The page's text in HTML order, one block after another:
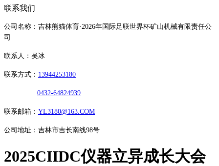
联系我们
公司名称：吉林熊猫体育·2026年国际足联世界杯矿山机械有限责任公
司
联系人：吴冰
联系方式： 13944253180
0432-64824939
联系邮箱： YL3180@163.COM
公司地址：吉林市吉长南线98号
2025CIIDC仪器立异成长大会